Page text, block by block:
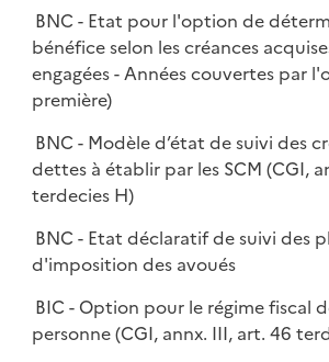
BNC - Etat pour l'option de
bénéfice selon les créances
engagées - Années couvertes par
première)
BNC - Modèle d’état de suivi des
dettes à établir par les SCM (CGI,
terdecies H)
BNC - Etat déclaratif de suivi des
d'imposition des avoués
BIC - Option pour le régime fiscal
personne (CGI, annx. III, art. 46